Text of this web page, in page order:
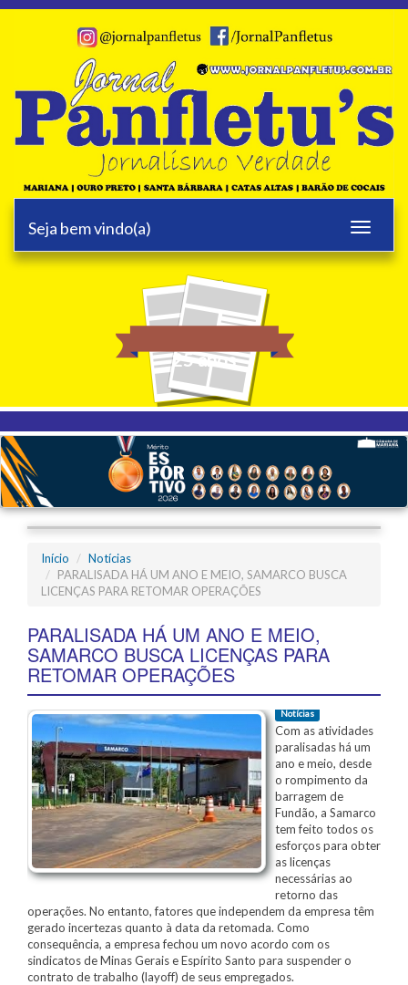
Toggle
Seja bem vindo(a)
25 anos
Início
Notícias
PARALISADA HÁ UM ANO E MEIO, SAMARCO BUSCA
LICENÇAS PARA RETOMAR OPERAÇÕES
PARALISADA HÁ UM ANO E MEIO,
SAMARCO BUSCA LICENÇAS PARA
RETOMAR OPERAÇÕES
Notícias
Com as atividades
paralisadas há um
ano e meio, desde
o rompimento da
barragem de
Fundão, a Samarco
tem feito todos os
esforços para obter
as licenças
necessárias ao
retorno das
operações. No entanto, fatores que independem da empresa têm
gerado incertezas quanto à data da retomada. Como
consequência, a empresa fechou um novo acordo com os
sindicatos de Minas Gerais e Espírito Santo para suspender o
contrato de trabalho (layoff) de seus empregados.